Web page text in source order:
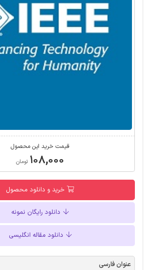
قیمت خرید این محصول
۱۰۸,۰۰۰ تومان
خرید و دانلود محصول
دانلود رایگان نمونه
دانلود مقاله انگلیسی
عنوان فارسی